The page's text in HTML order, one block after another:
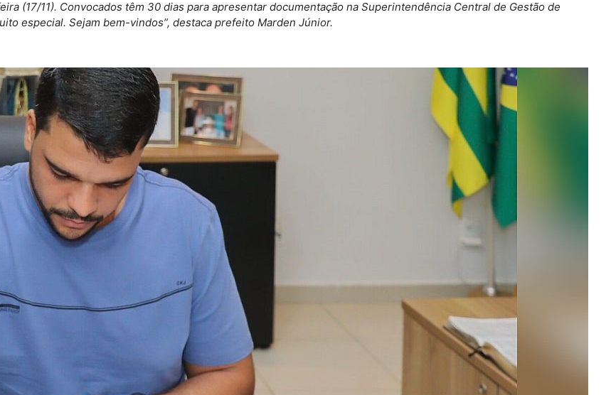
(17/11). Convocados têm 30 dias para apresentar documentação na Superintendência Central de Gestão de
especial. Sejam bem-vindos”, destaca prefeito Marden Júnior.